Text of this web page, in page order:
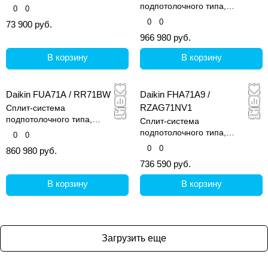
0 0
73 900 руб.
В корзину
подпотолочного типа,
четырехпотолочная
0 0
966 980 руб.
В корзину
Daikin FUA71A / RR71BW
Сплит-система
подпотолочного типа,
четырехпотолочная
0 0
860 980 руб.
В корзину
Daikin FHA71A9 /
RZAG71NV1
Сплит-система
подпотолочного типа,
четырехпотолочная
0 0
736 590 руб.
В корзину
Загрузить еще